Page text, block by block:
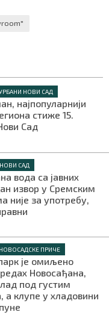
НОВИ САД
најпопуларнији
стиже 15.
Сад
НОВИ САД
вода са јавних
извор у Сремским
није за употребу,
НОВОСАДСКЕ ПРИЧЕ
је омиљено
Новосађана,
под густим
клупе у хладовини